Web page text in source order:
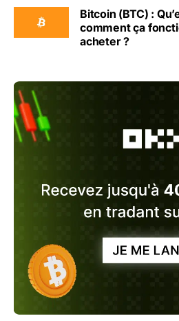
Bitcoin (BTC) :
comment ça
acheter ?